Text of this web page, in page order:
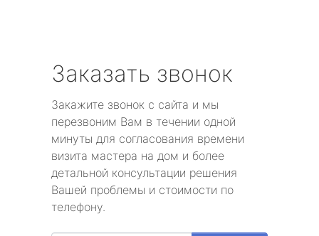
Заказать звонок
Закажите звонок с сайта и мы
перезвоним Вам в течении одной
минуты для согласования времени
визита мастера на дом и более
детальной консультации решения
Вашей проблемы и стоимости по
телефону.